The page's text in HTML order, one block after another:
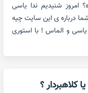
امروز شنیدیم ندا یاسی
درباره ی این سایت چیه
و الماس ! با استوری
؟